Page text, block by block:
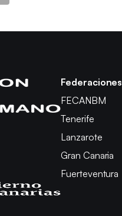
Federaciones
FECANBM
Tenerife
Lanzarote
Gran Canaria
Fuerteventura